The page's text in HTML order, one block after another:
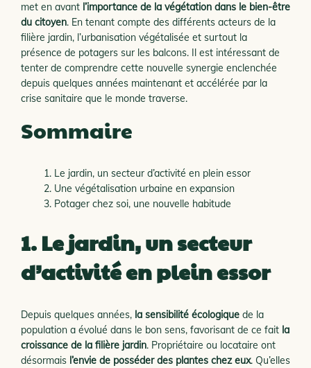
met en avant l’importance de la végétation dans le bien-être
du citoyen. En tenant compte des différents acteurs de la
filière jardin, l’urbanisation végétalisée et surtout la
présence de potagers sur les balcons. Il est intéressant de
tenter de comprendre cette nouvelle synergie enclenchée
depuis quelques années maintenant et accélérée par la
crise sanitaire que le monde traverse.
Sommaire
Le jardin, un secteur d’activité en plein essor
Une végétalisation urbaine en expansion
Potager chez soi, une nouvelle habitude
1. Le jardin, un secteur
d’activité en plein essor
Depuis quelques années, la sensibilité écologique de la
population a évolué dans le bon sens, favorisant de ce fait la
croissance de la filière jardin. Propriétaire ou locataire ont
désormais l’envie de posséder des plantes chez eux. Qu’elles